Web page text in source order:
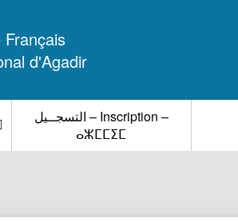
Français
d'Agadir
التسجــيل – Inscription –
ⴰⵣⵎⵎⵉⵎ